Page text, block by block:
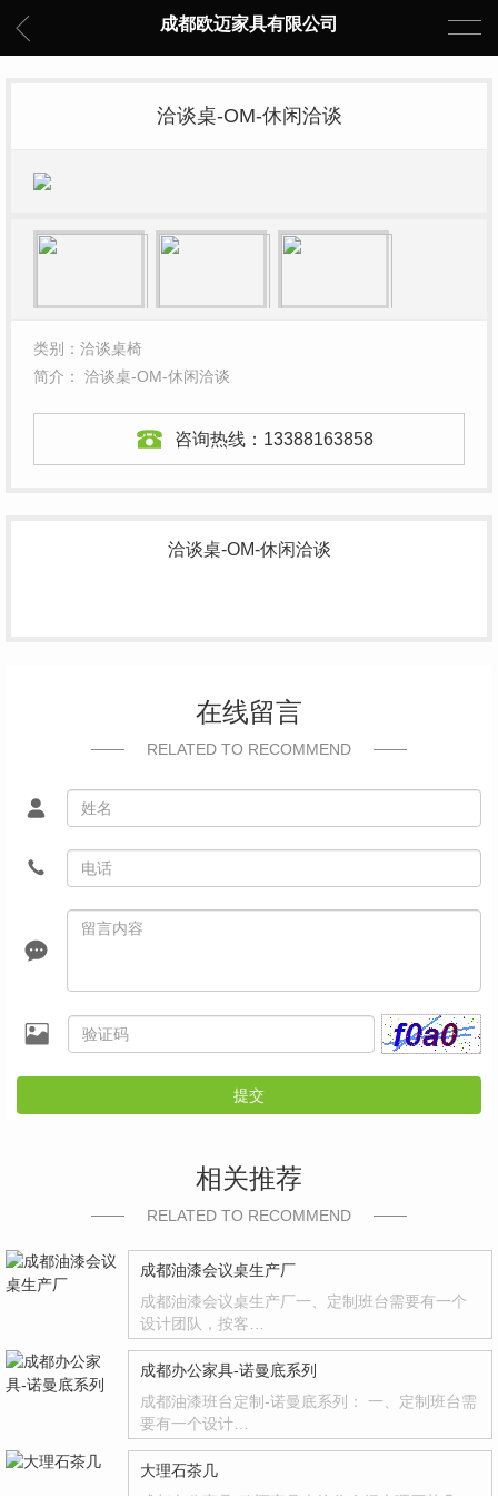
成都欧迈家具有限公司
洽谈桌-OM-休闲洽谈
类别：洽谈桌椅
简介： 洽谈桌-OM-休闲洽谈
咨询热线： 13388163858
洽谈桌-OM-休闲洽谈
在线留言
RELATED TO RECOMMEND
提交
相关推荐
RELATED TO RECOMMEND
成都油漆会议桌生产厂
成都油漆会议桌生产厂一、定制班台需要有一个
设计团队，按客…
成都办公家具-诺曼底系列
成都油漆班台定制-诺曼底系列： 一、定制班台需
要有一个设计…
大理石茶几